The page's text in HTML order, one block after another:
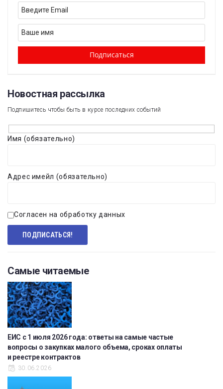
Новостная рассылка​
Подпишитесь чтобы быть в курсе последних событий
Имя (обязательно)
Адрес имейл (обязательно)
Согласен на обработку данных
Самые читаемые
ЕИС с 1 июля 2026 года: ответы на самые частые
вопросы о закупках малого объема, сроках оплаты
и реестре контрактов
30.06.2026